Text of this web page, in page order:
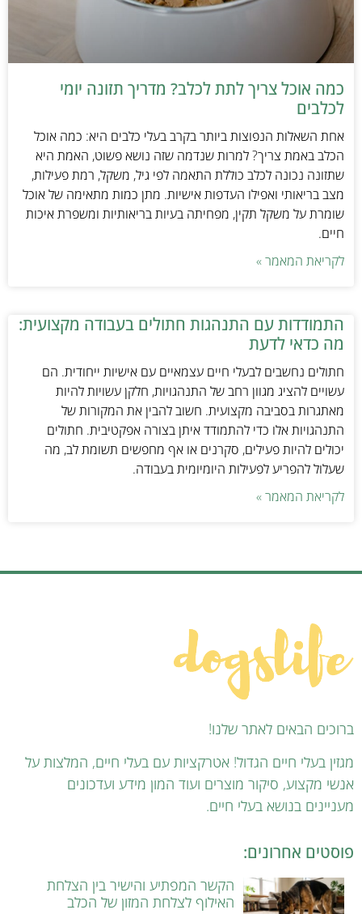
כמה אוכל צריך לתת לכלב? מדריך תזונה יומי
לכלבים
אחת השאלות הנפוצות ביותר בקרב בעלי כלבים היא: כמה אוכל
הכלב באמת צריך? למרות שנדמה שזה נושא פשוט, האמת היא
שתזונה נכונה לכלב כוללת התאמה לפי גיל, משקל, רמת פעילות,
מצב בריאותי ואפילו העדפות אישיות. מתן כמות מתאימה של אוכל
שומרת על משקל תקין, מפחיתה בעיות בריאותיות ומשפרת איכות
חיים.
לקריאת המאמר »
התמודדות עם התנהגות חתולים בעבודה מקצועית:
מה כדאי לדעת
חתולים נחשבים לבעלי חיים עצמאיים עם אישיות ייחודית. הם
עשויים להציג מגוון רחב של התנהגויות, חלקן עשויות להיות
מאתגרות בסביבה מקצועית. חשוב להבין את המקורות של
התנהגויות אלו כדי להתמודד איתן בצורה אפקטיבית. חתולים
יכולים להיות פעילים, סקרנים או אף מחפשים תשומת לב, מה
שעלול להפריע לפעילות היומיומית בעבודה.
לקריאת המאמר »
ברוכים הבאים לאתר שלנו!
מגזין בעלי חיים הגדול! אטרקציות עם בעלי חיים, המלצות על
אנשי מקצוע, סיקור מוצרים ועוד המון מידע ועדכונים
מעניינים בנושא בעלי חיים.
פוסטים אחרונים:
הקשר המפתיע והישיר בין הצלחת
האילוף לצלחת המזון של הכלב